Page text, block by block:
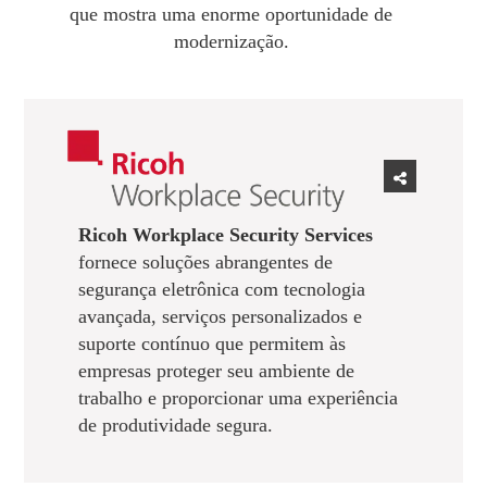
que mostra uma enorme oportunidade de
modernização.
Ricoh Workplace Security Services
fornece soluções abrangentes de
segurança eletrônica com tecnologia
avançada, serviços personalizados e
suporte contínuo que permitem às
empresas proteger seu ambiente de
trabalho e proporcionar uma experiência
de produtividade segura.